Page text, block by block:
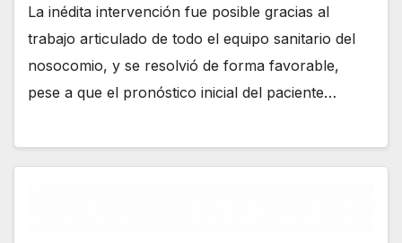
La inédita intervención fue posible gracias al
trabajo articulado de todo el equipo sanitario del
nosocomio, y se resolvió de forma favorable,
pese a que el pronóstico inicial del paciente…